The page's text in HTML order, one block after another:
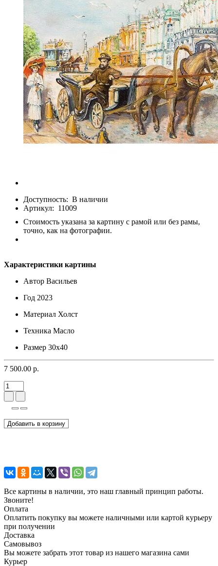
Доступность: В наличии
Артикул: 11009
Стоимость указана за картину с рамой или без рамы,
точно, как на фотографии.
Характеристики картины
Автор Васильев
Год 2023
Материал Холст
Техника Масло
Размер 30х40
7 500.00 р.
Добавить в корзину
Все картины в наличии, это наш главный принцип работы.
Звоните!
Оплата
Оплатить покупку вы можете наличными или картой курьеру
при получении
Доставка
Самовывоз
Вы можете забрать этот товар из нашего магазина сами
Курьер